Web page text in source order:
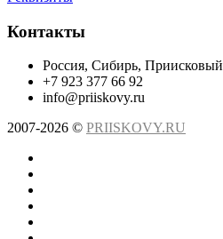
Контакты
Россия, Сибирь, Приисковый
+7 923 377 66 92
info@priiskovy.ru
2007-2026 © PRIISKOVY.RU